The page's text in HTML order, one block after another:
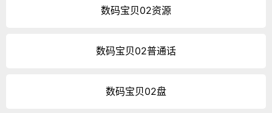
数码宝贝02资源
数码宝贝02普通话
数码宝贝02盘